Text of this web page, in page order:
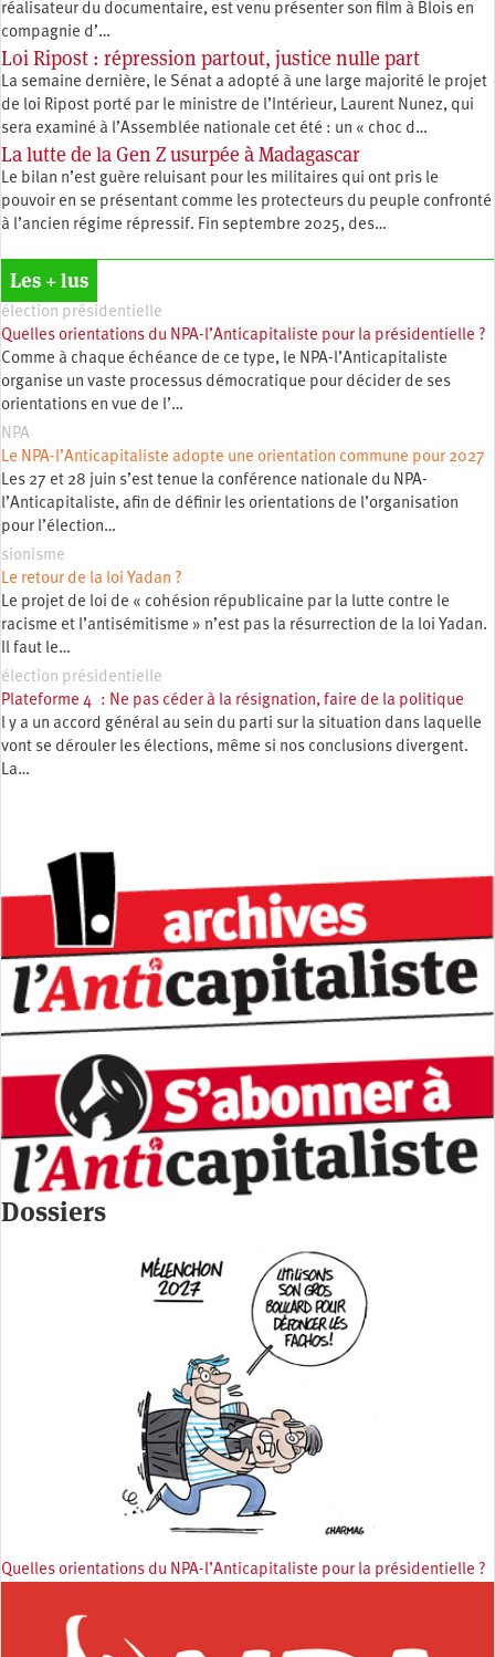
réalisateur du documentaire, est venu présenter son film à Blois en
compagnie d’…
Loi Ripost : répression partout, justice nulle part
La semaine dernière, le Sénat a adopté à une large majorité le projet
de loi Ripost porté par le ministre de l’Intérieur, Laurent Nunez, qui
sera examiné à l’Assemblée nationale cet été : un « choc d…
La lutte de la Gen Z usurpée à Madagascar
Le bilan n’est guère reluisant pour les militaires qui ont pris le
pouvoir en se présentant comme les protecteurs du peuple confronté
à l’ancien régime répressif. Fin septembre 2025, des…
Les + lus
élection présidentielle
Quelles orientations du NPA-l’Anticapitaliste pour la présidentielle ?
Comme à chaque échéance de ce type, le NPA-l’Anticapitaliste
organise un vaste processus démocratique pour décider de ses
orientations en vue de l’…
NPA
Le NPA-l’Anticapitaliste adopte une orientation commune pour 2027
Les 27 et 28 juin s’est tenue la conférence nationale du NPA-
l’Anticapitaliste, afin de définir les orientations de l’organisation
pour l’élection…
sionisme
Le retour de la loi Yadan ?
Le projet de loi de « cohésion républicaine par la lutte contre le
racisme et l’antisémitisme » n’est pas la résurrection de la loi Yadan.
Il faut le…
élection présidentielle
Plateforme 4 : Ne pas céder à la résignation, faire de la politique
l y a un accord général au sein du parti sur la situation dans laquelle
vont se dérouler les élections, même si nos conclusions divergent.
La…
Dossiers
Quelles orientations du NPA-l’Anticapitaliste pour la présidentielle ?